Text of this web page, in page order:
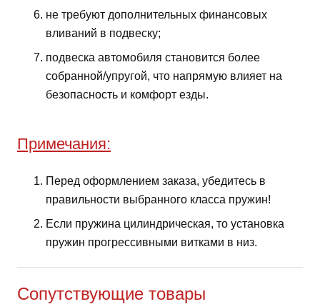
не требуют дополнительных финансовых
вливаний в подвеску;
подвеска автомобиля становится более
собранной/упругой, что напрямую влияет на
безопасность и комфорт езды.
Примечания:
Перед оформлением заказа, убедитесь в
правильности выбранного класса пружин!
Если пружина цилиндрическая, то установка
пружин прогрессивными витками в низ.
Сопутствующие товары